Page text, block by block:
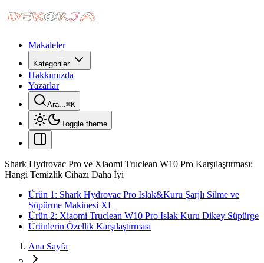
Makaleler
Kategoriler
Hakkımızda
Yazarlar
Ara...⌘K
Toggle theme
Shark Hydrovac Pro ve Xiaomi Truclean W10 Pro Karşılaştırması:
Hangi Temizlik Cihazı Daha İyi
Ürün 1: Shark Hydrovac Pro Islak&Kuru Şarjlı Silme ve
Süpürme Makinesi XL
Ürün 2: Xiaomi Truclean W10 Pro Islak Kuru Dikey Süpürge
Ürünlerin Özellik Karşılaştırması
Ana Sayfa